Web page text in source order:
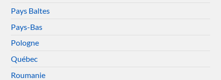
Pays Baltes
Pays-Bas
Pologne
Québec
Roumanie